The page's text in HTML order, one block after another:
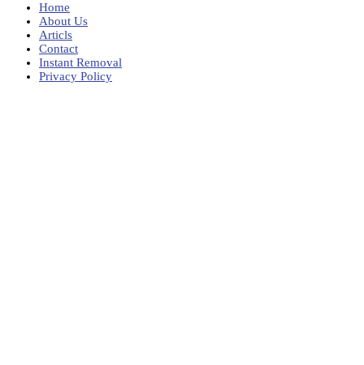
Home
About Us
Articls
Contact
Instant Removal
Privacy Policy